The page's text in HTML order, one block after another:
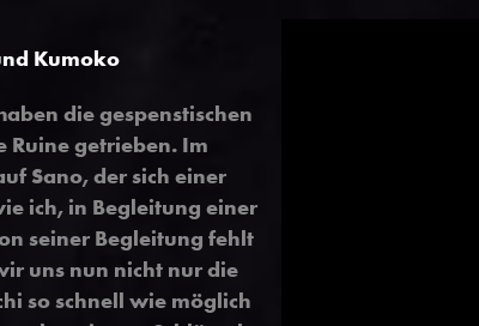
Kumoko
die gespenstischen
Ruine getrieben. Im
Sano, der sich einer
ich, in Begleitung einer
seiner Begleitung fehlt
uns nun nicht nur die
so schnell wie möglich